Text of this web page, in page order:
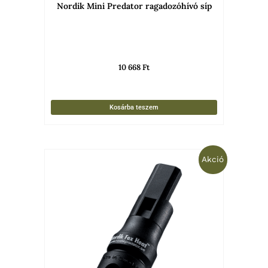
Nordik Mini Predator ragadozóhívó síp
10 668Ft
Kosárba teszem
Akció
was:
388 Ft.
price
is:
12
588 Ft.